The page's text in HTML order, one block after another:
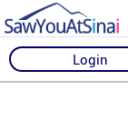
Login